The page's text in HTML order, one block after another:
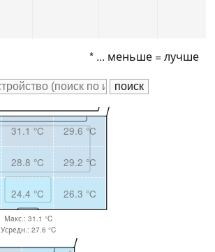
* ... меньше = лучше
31.1 °C 29.6 °C
28.8 °C 29.2 °C
24.4 °C 26.3 °C
Макс.: 31.1 °C
Усредн.: 27.6 °C